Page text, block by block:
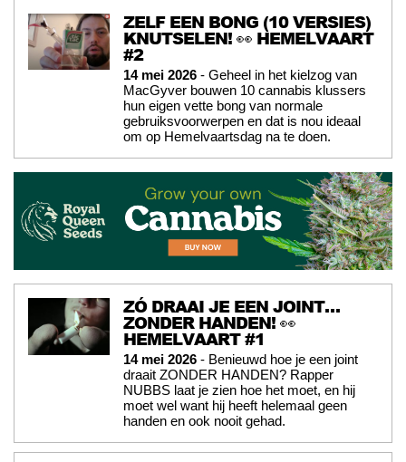
ZELF EEN BONG (10 VERSIES)
KNUTSELEN! 👀 HEMELVAART
#2
14 mei 2026 - Geheel in het kielzog van
MacGyver bouwen 10 cannabis klussers
hun eigen vette bong van normale
gebruiksvoorwerpen en dat is nou ideaal
om op Hemelvaartsdag na te doen.
ZÓ DRAAI JE EEN JOINT…
ZONDER HANDEN! 👀
HEMELVAART #1
14 mei 2026 - Benieuwd hoe je een joint
draait ZONDER HANDEN? Rapper
NUBBS laat je zien hoe het moet, en hij
moet wel want hij heeft helemaal geen
handen en ook nooit gehad.